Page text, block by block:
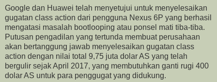
Google dan Huawei telah menyetujui untuk menyelesaikan
gugatan class action dari pengguna Nexus 6P yang berhasil
mengatasi masalah bootlooping atau ponsel mati tiba-tiba.
Putusan pengadilan yang tertunda membuat perusahaan
akan bertanggung jawab menyelesaikan gugatan class
action dengan nilai total 9,75 juta dolar AS yang telah
bergulir sejak April 2017, yang membutuhkan ganti rugi 400
dolar AS untuk para penggugat yang didukung.